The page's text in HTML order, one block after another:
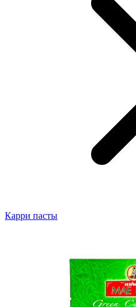
Карри пасты